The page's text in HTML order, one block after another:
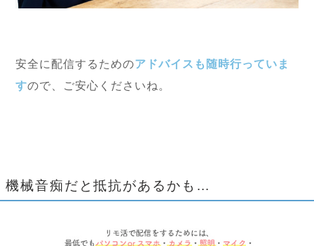
安全に配信するためのアドバイスも随時行っていま
すので、ご安心くださいね。
機械音痴だと抵抗があるかも…